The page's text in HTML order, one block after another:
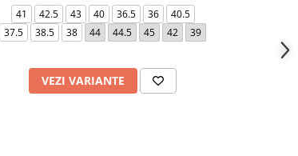
41 42.5 43 40 36.5 36
40.5
37.5
38.5 38 44 44.5 45 42 39
VEZI VARIANTE